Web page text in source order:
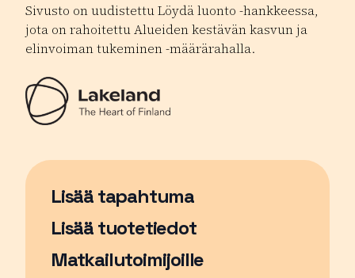
Sivusto on uudistettu Löydä luonto -hankkeessa,
jota on rahoitettu Alueiden kestävän kasvun ja
elinvoiman tukeminen -määrärahalla.
Lisää tapahtuma
Sivu avautuu uudessa ikkunassa
Lisää tuotetiedot
Matkailutoimijoille